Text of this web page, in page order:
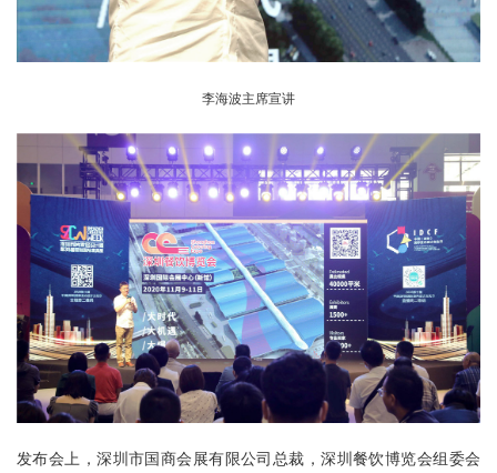
李海波主席宣讲
发布会上，深圳市国商会展有限公司总裁，深圳餐饮博览会组委会